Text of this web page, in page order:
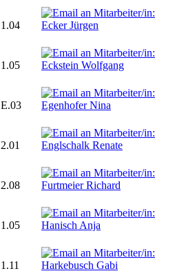
1.04
1.05
E.03
2.01
2.08
1.05
1.11